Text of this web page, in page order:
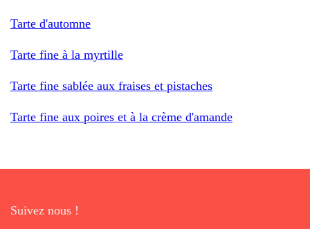
Tarte d'automne
Tarte fine à la myrtille
Tarte fine sablée aux fraises et pistaches
Tarte fine aux poires et à la crème d'amande
Suivez nous !